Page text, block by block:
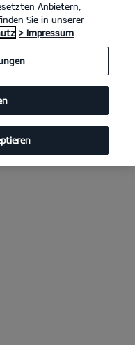
Anbietern,
Sie in unserer
> Impressum